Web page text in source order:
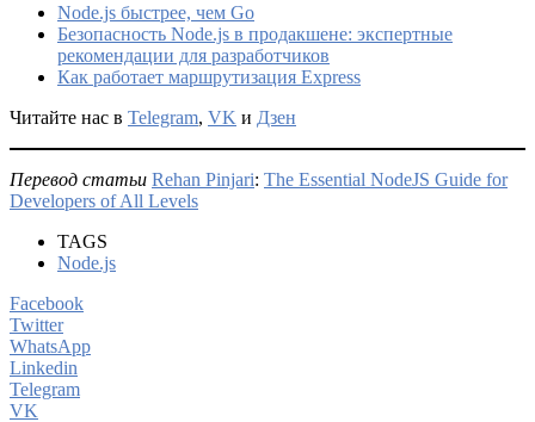
Node.js быстрее, чем Go
Безопасность Node.js в продакшене: экспертные
рекомендации для разработчиков
Как работает маршрутизация Express
Читайте нас в Telegram, VK и Дзен
Перевод статьи Rehan Pinjari: The Essential NodeJS Guide for
Developers of All Levels
TAGS
Node.js
Facebook
Twitter
WhatsApp
Linkedin
Telegram
VK